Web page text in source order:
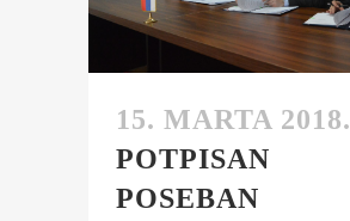
15. MARTA 2018.
POTPISAN
POSEBAN